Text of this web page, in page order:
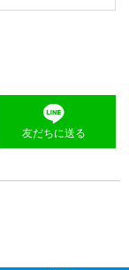
友だちに送る